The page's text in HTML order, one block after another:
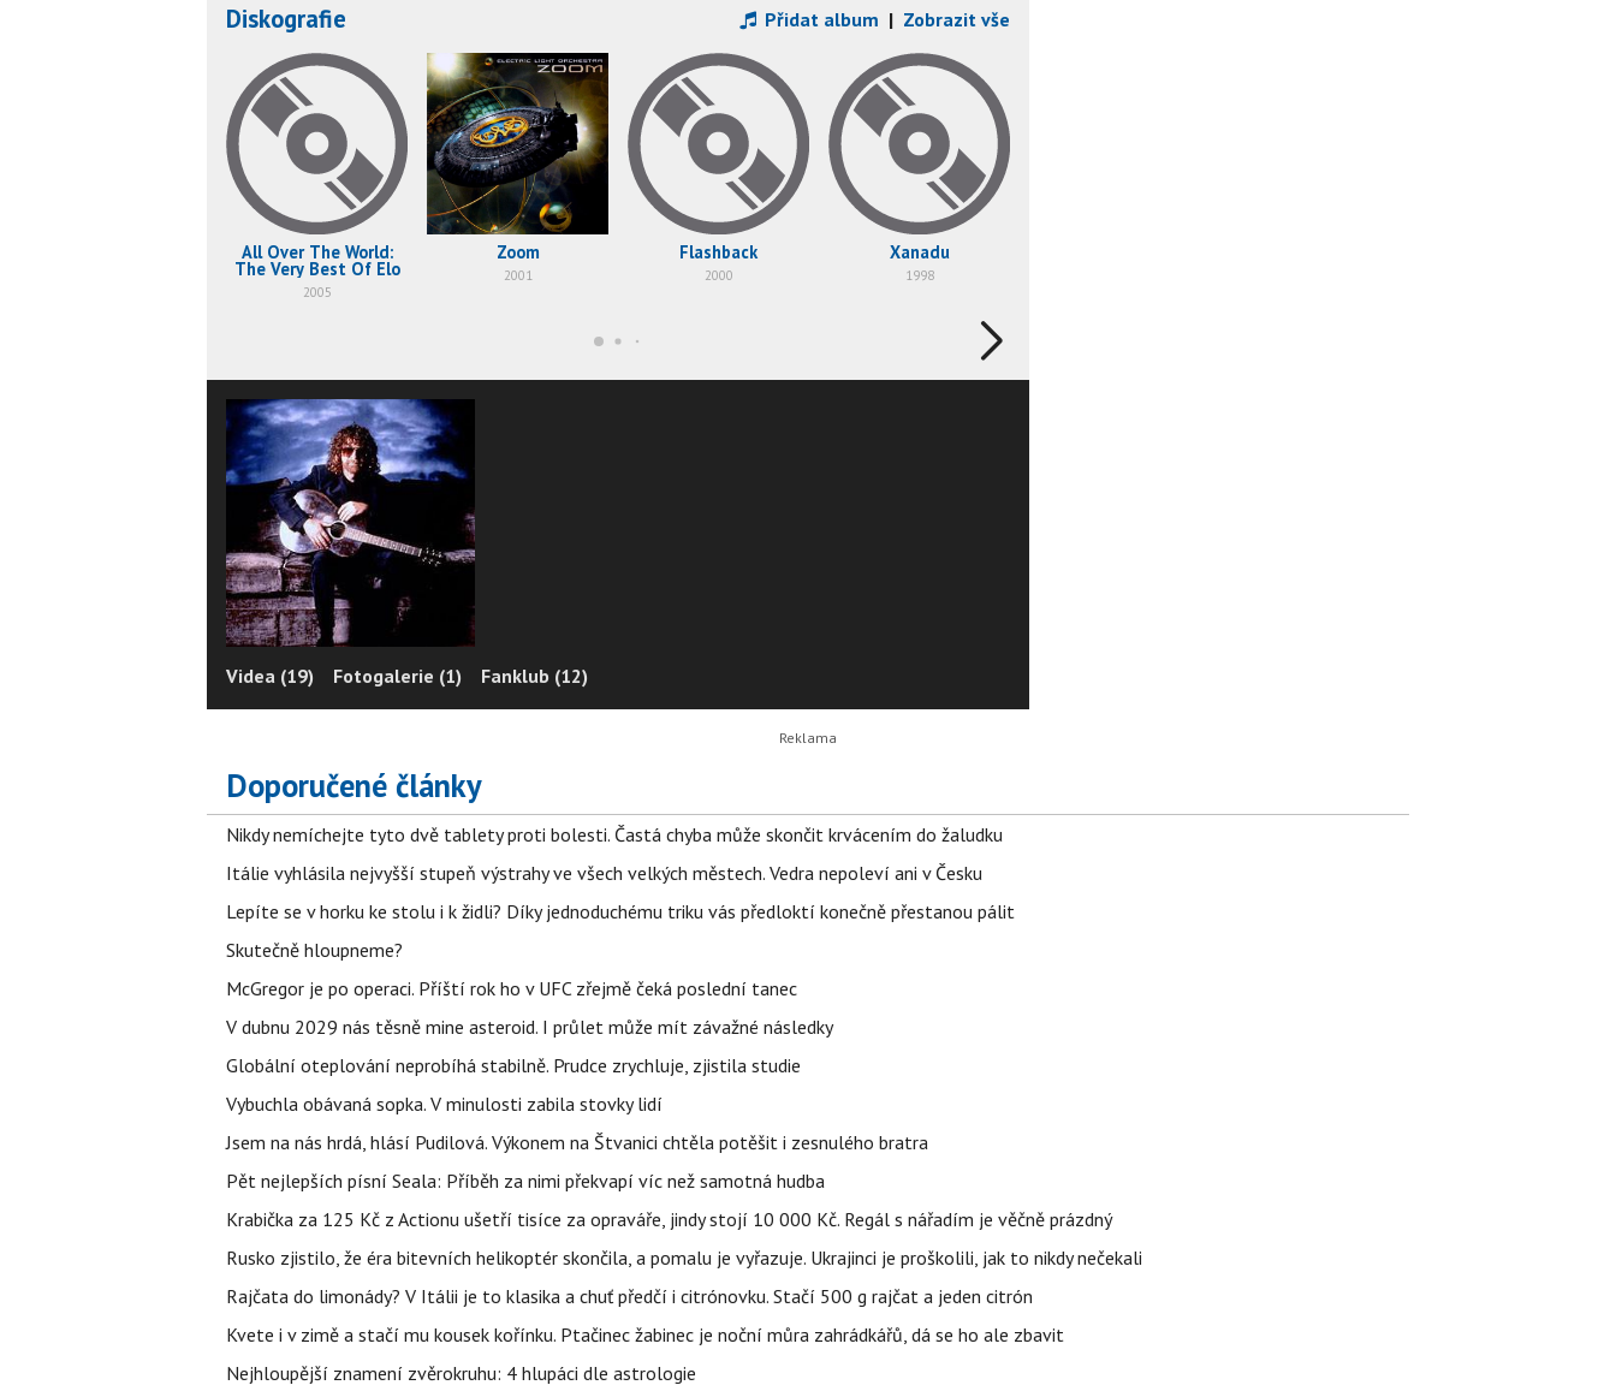
Diskografie Přidat album | Zobrazit vše
All Over The World:
The Very Best Of Elo
2005
Zoom
2001
Flashback
2000
Xanadu
1998
Videa (19) Fotogalerie (1) Fanklub (12)
Doporučené články
Nikdy nemíchejte tyto dvě tablety proti bolesti. Častá chyba může skončit krvácením do žaludku
Itálie vyhlásila nejvyšší stupeň výstrahy ve všech velkých městech. Vedra nepoleví ani v Česku
Lepíte se v horku ke stolu i k židli? Díky jednoduchému triku vás předloktí konečně přestanou pálit
Skutečně hloupneme?
McGregor je po operaci. Příští rok ho v UFC zřejmě čeká poslední tanec
V dubnu 2029 nás těsně mine asteroid. I průlet může mít závažné následky
Globální oteplování neprobíhá stabilně. Prudce zrychluje, zjistila studie
Vybuchla obávaná sopka. V minulosti zabila stovky lidí
Jsem na nás hrdá, hlásí Pudilová. Výkonem na Štvanici chtěla potěšit i zesnulého bratra
Pět nejlepších písní Seala: Příběh za nimi překvapí víc než samotná hudba
Krabička za 125 Kč z Actionu ušetří tisíce za opraváře, jindy stojí 10 000 Kč. Regál s nářadím je věčně prázdný
Rusko zjistilo, že éra bitevních helikoptér skončila, a pomalu je vyřazuje. Ukrajinci je proškolili, jak to nikdy nečekali
Rajčata do limonády? V Itálii je to klasika a chuť předčí i citrónovku. Stačí 500 g rajčat a jeden citrón
Kvete i v zimě a stačí mu kousek kořínku. Ptačinec žabinec je noční můra zahrádkářů, dá se ho ale zbavit
Nejhloupější znamení zvěrokruhu: 4 hlupáci dle astrologie